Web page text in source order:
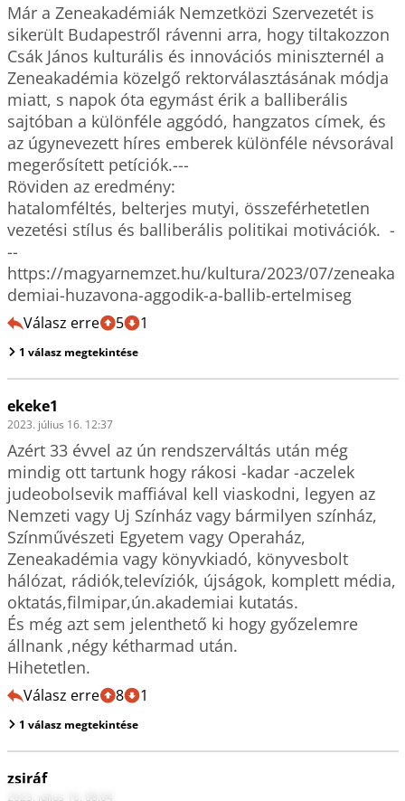
Már a Zeneakadémiák Nemzetközi Szervezetét is
sikerült Budapestről rávenni arra, hogy tiltakozzon
Csák János kulturális és innovációs miniszternél a
Zeneakadémia közelgő rektorválasztásának módja
miatt, s napok óta egymást érik a balliberális
sajtóban a különféle aggódó, hangzatos címek, és
az úgynevezett híres emberek különféle névsorával
megerősített petíciók.---
Röviden az eredmény:
hatalomféltés, belterjes mutyi, összeférhetetlen
vezetési stílus és balliberális politikai motivációk.  -
--
https://magyarnemzet.hu/kultura/2023/07/zeneaka
demiai-huzavona-aggodik-a-ballib-ertelmiseg
Válasz erre 5 1
1 válasz megtekintése
ekeke1
2023. július 16. 12:37
Azért 33 évvel az ún rendszerváltás után még
mindig ott tartunk hogy rákosi -kadar -aczelek
judeobolsevik maffiával kell viaskodni, legyen az
Nemzeti vagy Uj Színház vagy bármilyen színház,
Színművészeti Egyetem vagy Operaház,
Zeneakadémia vagy könyvkiadó, könyvesbolt
hálózat, rádiók,televíziók, újságok, komplett média,
oktatás,filmipar,ún.akademiai kutatás.
És még azt sem jelenthető ki hogy győzelemre
állnank ,négy kétharmad után.
Hihetetlen.
Válasz erre 8 1
1 válasz megtekintése
zsiráf
2023. július 16. 08:04